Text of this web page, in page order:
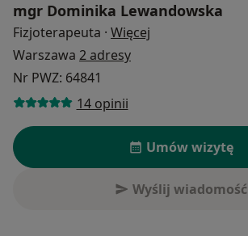
mgr Dominika Lewandowska
Fizjoterapeuta · Więcej
Warszawa 2 adresy
Nr PWZ: 64841
14 opinii
Umów wizytę
Wyślij wiadomość